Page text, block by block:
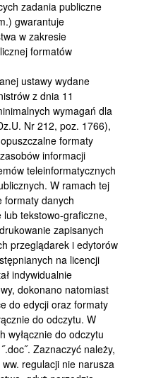
zadania publiczne
gwarantuje
w zakresie
formatów
ustawy wydane
z dnia 11
wymagań dla
Nr 212, poz. 1766),
formaty
informacji
teleinformatycznych
W ramach tej
formaty danych
tekstowo-graficzne,
zapisanych
przeglądarek i edytorów
na licencji
indywidualnie
dokonano natomiast
do edycji oraz formaty
do odczytu. W
wyłącznie do odczytu
Zaznaczyć należy,
regulacji nie narusza